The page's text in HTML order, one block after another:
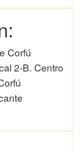
Corfú
2-B. Centro